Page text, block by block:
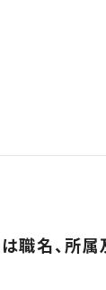
職名、所